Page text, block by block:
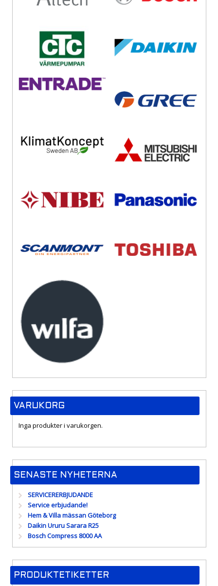
VARUKORG
Inga produkter i varukorgen.
SENASTE NYHETERNA
SERVICERERBJUDANDE
Service erbjudande!
Hem & Villa mässan Göteborg
Daikin Ururu Sarara R25
Bosch Compress 8000 AA
PRODUKTETIKETTER